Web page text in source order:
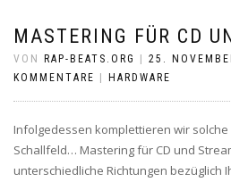
MASTERING FÜR CD
VON RAP-BEATS.ORG 25.
KOMMENTARE
HARDWARE
Infolgedessen komplettieren wir
Schallfeld… Mastering für CD und
unterschiedliche Richtungen bezüglich